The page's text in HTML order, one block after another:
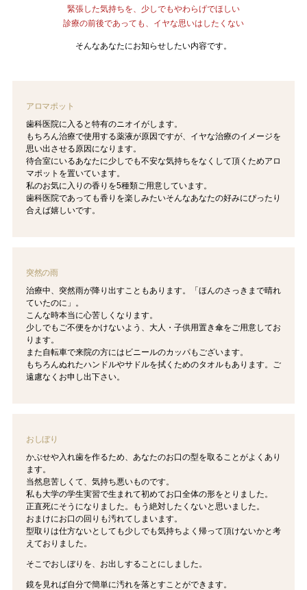
緊張した気持ちを、少しでもやわらげでほしい
診療の前後であっても、イヤな思いはしたくない
そんなあなたにお知らせしたい内容です。
アロマポット
歯科医院に入ると特有のニオイがします。
もちろん治療で使用する薬液が原因ですが、イヤな治療のイメージを
思い出させる原因になります。
待合室にいるあなたに少しでも不安な気持ちをなくして頂くためアロ
マポットを置いています。
私のお気に入りの香りを5種類ご用意しています。
歯科医院であっても香りを楽しみたいそんなあなたの好みにぴったり
合えば嬉しいです。
突然の雨
治療中、突然雨が降り出すこともあります。「ほんのさっきまで晴れ
ていたのに」。
こんな時本当に心苦しくなります。
少しでもご不便をかけないよう、大人・子供用置き傘をご用意してお
ります。
また自転車で来院の方にはビニールのカッパもございます。
もちろんぬれたハンドルやサドルを拭くためのタオルもあります。 ご
遠慮なくお申し出下さい。
おしぼり
かぶせや入れ歯を作るため、あなたのお口の型を取ることがよくあり
ます。
当然息苦しくて、気持ち悪いものです。
私も大学の学生実習で生まれて初めてお口全体の形をとりました。
正直死にそうになりました。もう絶対したくないと思いました。
おまけにお口の回りも汚れてしまいます。
型取りは仕方ないとしても少しでも気持ちよく帰って頂けないかと考
えておりました。
そこでおしぼりを、お出しすることにしました。
鏡を見れば自分で簡単に汚れを落とすことができます。